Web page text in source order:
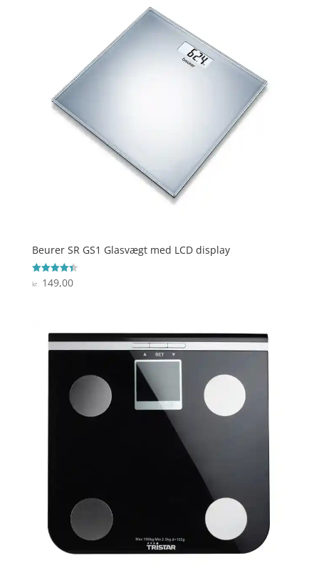
Beurer SR GS1 Glasvægt med LCD display
Vurderet
4.4
kr. 149,00